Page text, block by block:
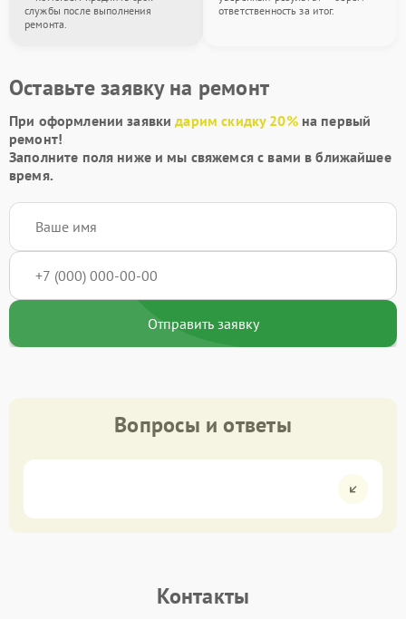
службы после выполнения
ремонта.
ответственность за итог.
Оставьте заявку на ремонт
При оформлении заявкидарим скидку 20%на первый
ремонт!
Заполните поля ниже и мы свяжемся с вами в ближайшее
время.
Отправить заявку
Вопросы и ответы
Контакты